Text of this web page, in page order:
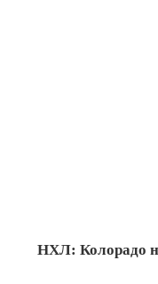
НХЛ: Колорадо